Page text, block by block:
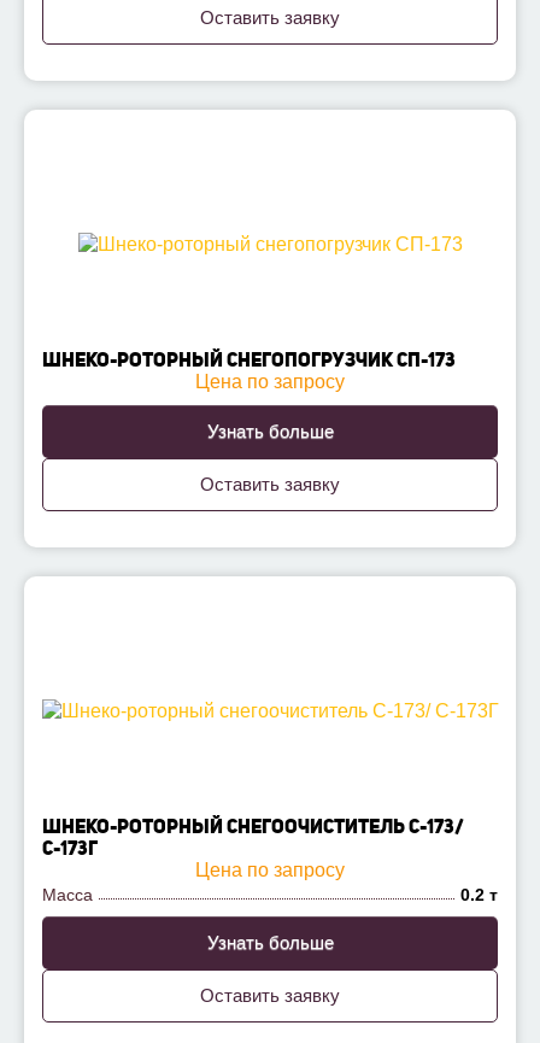
Оставить заявку
ШНЕКО-РОТОРНЫЙ СНЕГОПОГРУЗЧИК СП-173
Цена по запросу
Узнать больше
Оставить заявку
ШНЕКО-РОТОРНЫЙ СНЕГООЧИСТИТЕЛЬ С-173/
С-173Г
Цена по запросу
Масса 0.2 т
Узнать больше
Оставить заявку